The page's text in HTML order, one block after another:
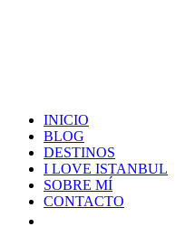
INICIO
BLOG
DESTINOS
I LOVE ISTANBUL
SOBRE MÍ
CONTACTO